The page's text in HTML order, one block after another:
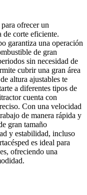
ofrecer un
de corte eficiente.
garantiza una operación
de gran
sin necesidad de
cubrir una gran área
altura ajustables te
a diferentes tipos de
cuenta con
Con una velocidad
de manera rápida y
gran tamaño
y estabilidad, incluso
es ideal para
ofreciendo una